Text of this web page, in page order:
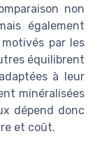
non
également
par les
équilibrent
à leur
minéralisées
dépend donc
et coût.